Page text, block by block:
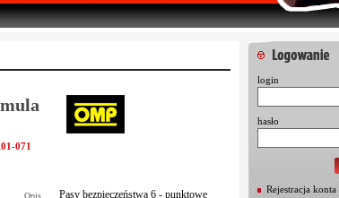
071
Opis Pasy bezpieczeństwa 6 - punktowe
login
hasło
Rejestracja konta